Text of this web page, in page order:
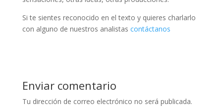
Si te sientes reconocido en el texto y quieres charlarlo
con alguno de nuestros analistas contáctanos
Enviar comentario
Tu dirección de correo electrónico no será publicada.